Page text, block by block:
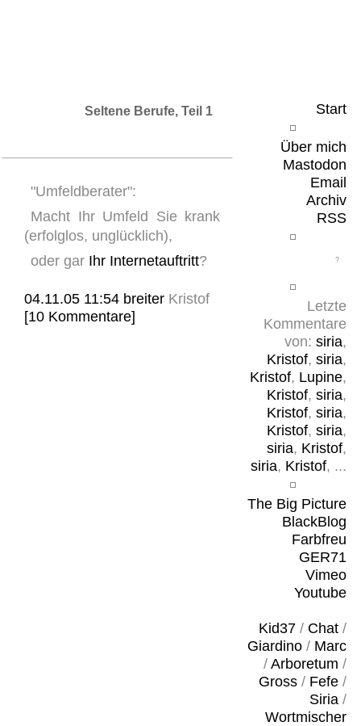
Start
Über mich
Mastodon
Email
Archiv
RSS
Letzte
Kommentare
von: siria,
Kristof, siria,
Kristof, Lupine,
Kristof, siria,
Kristof, siria,
Kristof, siria,
siria, Kristof,
siria, Kristof, ...
The Big Picture
BlackBlog
Farbfreu
GER71
Vimeo
Youtube
Kid37/ Chat/
Giardino/ Marc
/ Arboretum /
Gross/ Fefe/
Siria/
Wortmischer
Seltene Berufe, Teil 1
"Umfeldberater":
Macht Ihr Umfeld Sie krank
(erfolglos, unglücklich),
oder gar Ihr Internetauftritt?
04.11.05 11:54 breiter Kristof
[10 Kommentare]